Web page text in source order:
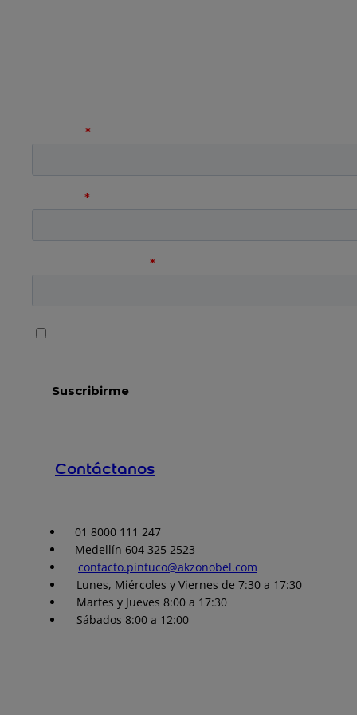
Contáctanos
01 8000 111 247
Medellín 604 325 2523
contacto.pintuco@akzonobel.com
Lunes, Miércoles y Viernes de 7:30 a 17:30
Martes y Jueves 8:00 a 17:30
Sábados 8:00 a 12:00